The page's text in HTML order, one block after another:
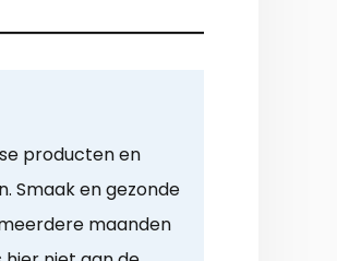
producten en
Smaak en gezonde
maanden